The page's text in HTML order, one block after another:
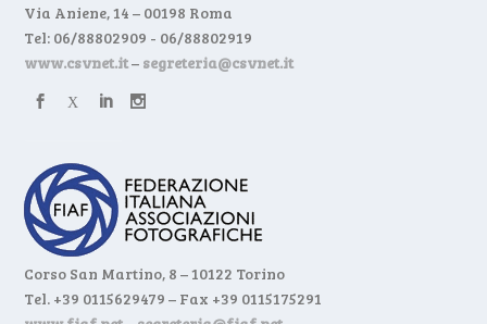
Via Aniene, 14 – 00198 Roma
Tel: 06/88802909 - 06/88802919
www.csvnet.it– segreteria@csvnet.it
Corso San Martino, 8 – 10122 Torino
Tel. +39 0115629479 – Fax +39 0115175291